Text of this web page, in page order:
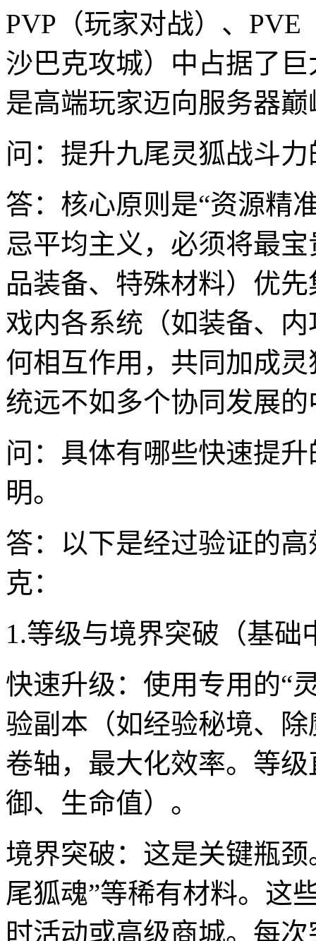
PVP（玩家对战）、
沙巴克攻城）中占据了
是高端玩家迈向服务器
问：提升九尾灵狐战斗
答：核心原则是“资源精
忌平均主义，必须将最
品装备、特殊材料）优
戏内各系统（如装备、
何相互作用，共同加成
统远不如多个协同发展
问：具体有哪些快速提
明。
答：以下是经过验证的
克：
1.等级与境界突破（基础
快速升级：使用专用的“
验副本（如经验秘境、
卷轴，最大化效率。等
御、生命值）。
境界突破：这是关键瓶
尾狐魂”等稀有材料。这
时活动或高级商城。每